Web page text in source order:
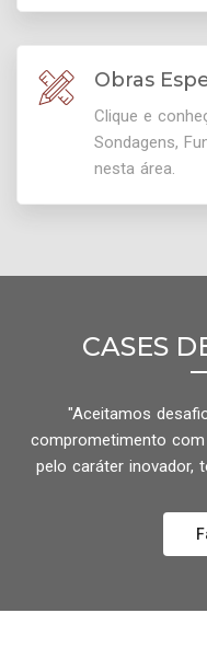
Obras
Clique e
Sondagens,
nesta área.
CASES
"Aceitamos
comprometimento
pelo caráter inovador,